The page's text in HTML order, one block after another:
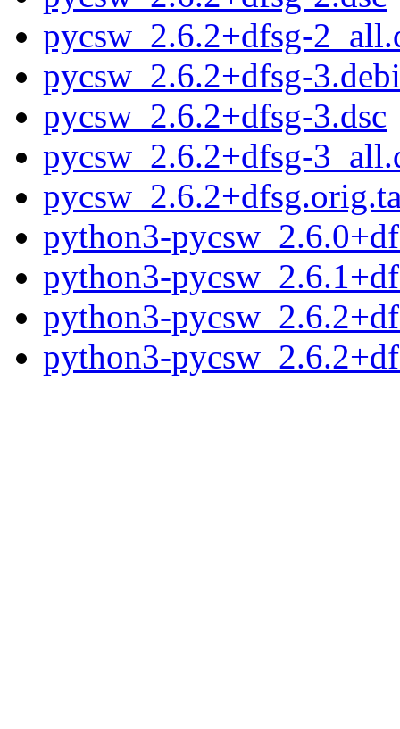
pycsw_2.6.2+dfsg-
pycsw_2.6.2+dfsg-
pycsw_2.6.2+dfsg-3.dsc
pycsw_2.6.2+dfsg-
python3-
python3-
python3-
python3-